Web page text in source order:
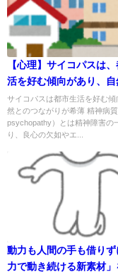
【心理】サイコパスは
活を好む傾向があり、自
つながりが希薄だった
サイコパスは都市生活を好む傾
然とのつながりが希薄 精神病質
psychopathy）とは精神障害の
り、良心の欠如やエ...
動力も人間の手も借りず
力で動き続ける新素材」